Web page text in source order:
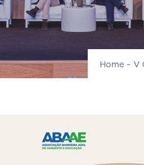
Home - V